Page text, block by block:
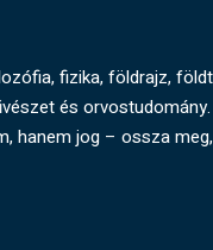
fizika, földrajz,
és
hanem jog – ossza